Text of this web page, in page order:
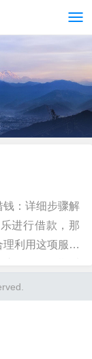
：详细步骤解
进行借款，那
利用这项服务
进入首页后，
择...